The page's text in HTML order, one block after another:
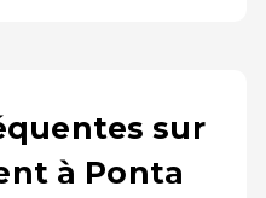
sur
à Ponta